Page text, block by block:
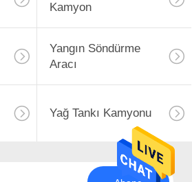
Kamyon
Yangın Söndürme
Aracı
Yağ Tankı Kamyonu